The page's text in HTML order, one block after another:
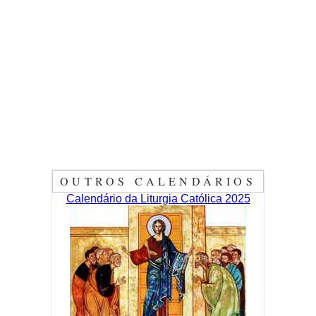
OUTROS CALENDÁRIOS
Calendário da Liturgia Católica 2025